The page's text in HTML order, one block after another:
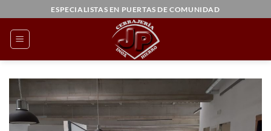
al
contenido
ESPECIALISTAS EN PUERTAS DE COMUNIDAD